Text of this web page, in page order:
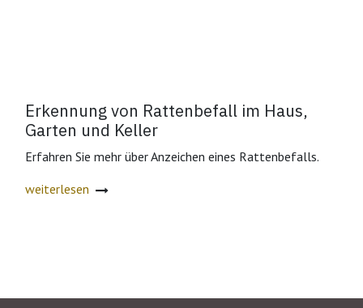
Erkennung von Rattenbefall im Haus,
Garten und Keller
Erfahren Sie mehr über Anzeichen eines Rattenbefalls.
weiterlesen